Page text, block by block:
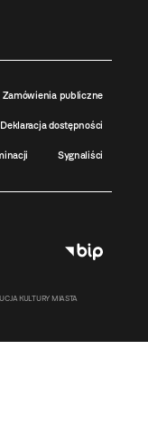
Zamówienia publiczne
Deklaracja dostępności
Sygnaliści
KULTURY MIASTA